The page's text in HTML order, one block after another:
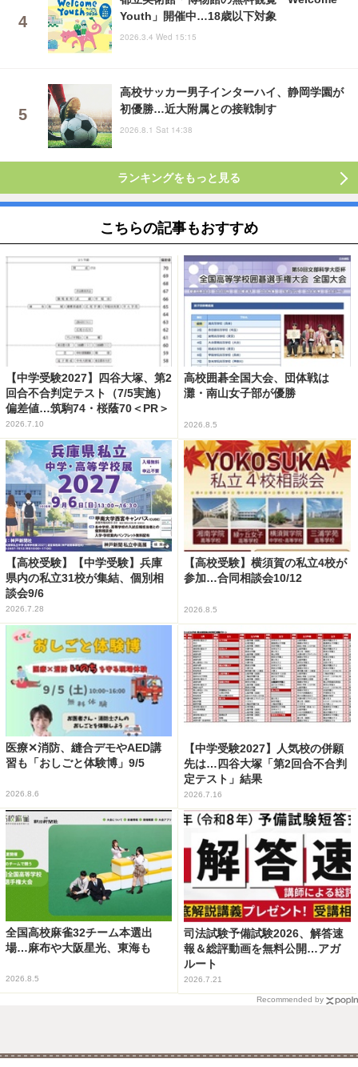
Youth」開催中…18歳以下対象
2026.3.4 Wed 15:15
高校サッカー男子インターハイ、静岡学園が
初優勝…近大附属との接戦制す
2026.8.1 Sat 14:38
ランキングをもっと見る
こちらの記事もおすすめ
【中学受験2027】四谷大塚、第2
回合不合判定テスト（7/5実施）
偏差値…筑駒74・桜蔭70＜PR＞
2026.7.10
高校囲碁全国大会、団体戦は
灘・南山女子部が優勝
2026.8.5
【高校受験】【中学受験】兵庫
県内の私立31校が集結、個別相
談会9/6
2026.7.28
【高校受験】横須賀の私立4校が
参加…合同相談会10/12
2026.8.5
医療✕消防、縫合デモやAED講
習も「おしごと体験博」9/5
2026.8.6
【中学受験2027】人気校の併願
先は…四谷大塚「第2回合不合判
定テスト」結果
2026.7.16
全国高校麻雀32チーム本選出
場…麻布や大阪星光、東海も
2026.8.5
司法試験予備試験2026、解答速
報＆総評動画を無料公開…アガ
ルート
2026.7.21
Recommended by